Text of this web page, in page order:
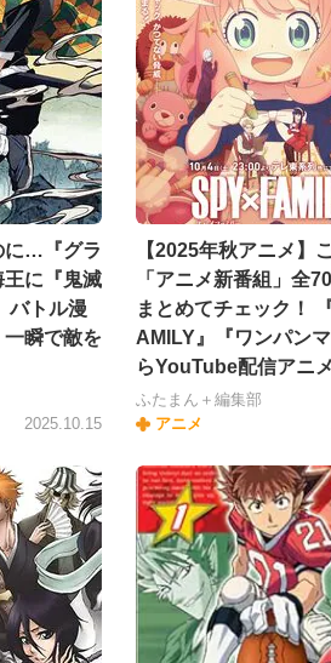
に…『グラ
王に『鬼滅
バトル漫
瞬で敵を
2025.10.15
【2025年秋アニメ】
「アニメ新番組」全
まとめてチェック！
AMILY』『ワンパン
らYouTube配信アニ
ふたまん＋編集部
アニメ